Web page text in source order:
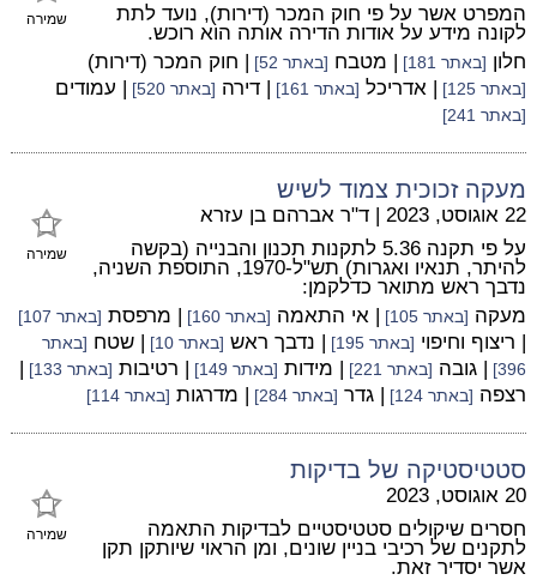
שמירה
המפרט אשר על פי חוק המכר (דירות), נועד לתת
לקונה מידע על אודות הדירה אותה הוא רוכש.
חלון [באתר 181] | מטבח [באתר 52] | חוק המכר (דירות)
[באתר 125] | אדריכל [באתר 161] | דירה [באתר 520] | עמודים
[באתר 241]
מעקה זכוכית צמוד לשיש
שמירה
22 אוגוסט, 2023 | ד"ר אברהם בן עזרא
על פי תקנה 5.36 לתקנות תכנון והבנייה (בקשה
להיתר, תנאיו ואגרות) תש"ל-1970, התוספת השניה,
נדבך ראש מתואר כדלקמן:
מעקה [באתר 105] | אי התאמה [באתר 160] | מרפסת [באתר 107]
| ריצוף וחיפוי [באתר 195] | נדבך ראש [באתר 10] | שטח [באתר
396]
| גובה [באתר 221] | מידות [באתר 149] | רטיבות [באתר 133]
|
רצפה [באתר 124] | גדר [באתר 284] | מדרגות [באתר 114]
סטטיסטיקה של בדיקות
שמירה
20 אוגוסט, 2023
חסרים שיקולים סטטיסטיים לבדיקות התאמה
לתקנים של רכיבי בניין שונים, ומן הראוי שיותקן תקן
אשר יסדיר זאת.